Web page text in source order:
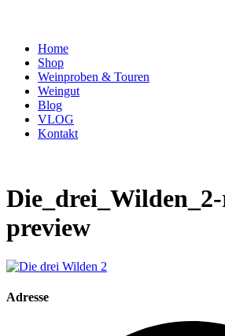
Home
Shop
Weinproben & Touren
Weingut
Blog
VLOG
Kontakt
preview
Adresse